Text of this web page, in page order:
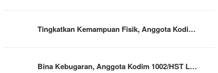
Tingkatkan Kemampuan Fisik, Anggota Kodi…
Bina Kebugaran, Anggota Kodim 1002/HST L…